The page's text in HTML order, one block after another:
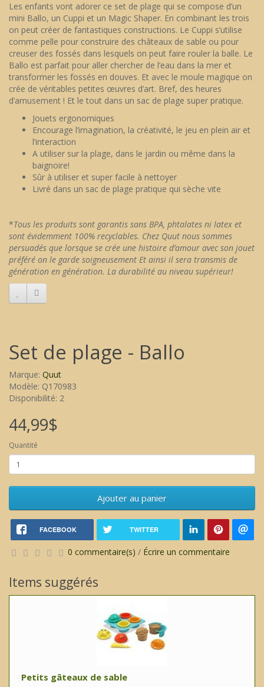
Les enfants vont adorer ce set de plage qui se compose d’un
mini Ballo, un Cuppi et un Magic Shaper. En combinant les trois
on peut créer de fantastiques constructions. Le Cuppi s’utilise
comme pelle pour construire des châteaux de sable ou pour
creuser des fossés dans lesquels on peut faire rouler la balle. Le
Ballo est parfait pour aller chercher de l’eau dans la mer et
transformer les fossés en douves. Et avec le moule magique on
crée de véritables petites œuvres d’art. Bref, des heures
d’amusement ! Et le tout dans un sac de plage super pratique.
Jouets ergonomiques
Encourage l’imagination, la créativité, le jeu en plein air et
l’interaction
A utiliser sur la plage, dans le jardin ou même dans la
baignoire!
Sûr à utiliser et super facile à nettoyer
Livré dans un sac de plage pratique qui sèche vite
*Tous les produits sont garantis sans BPA, phtalates ni latex et
sont évidemment 100% recyclables. Chez Quut nous sommes
persuadés que lorsque se crée une histoire d’amour avec son jouet
préféré on le garde soigneusement Et ainsi il sera transmis de
génération en génération. La durabilité au niveau supérieur!
Set de plage - Ballo
Marque: Quut
Modèle: Q170983
Disponibilité: 2
44,99$
Quantité
Ajouter au panier
FACEBOOK TWITTER
0 commentaire(s) / Écrire un commentaire
Items suggérés
Petits gâteaux de sable